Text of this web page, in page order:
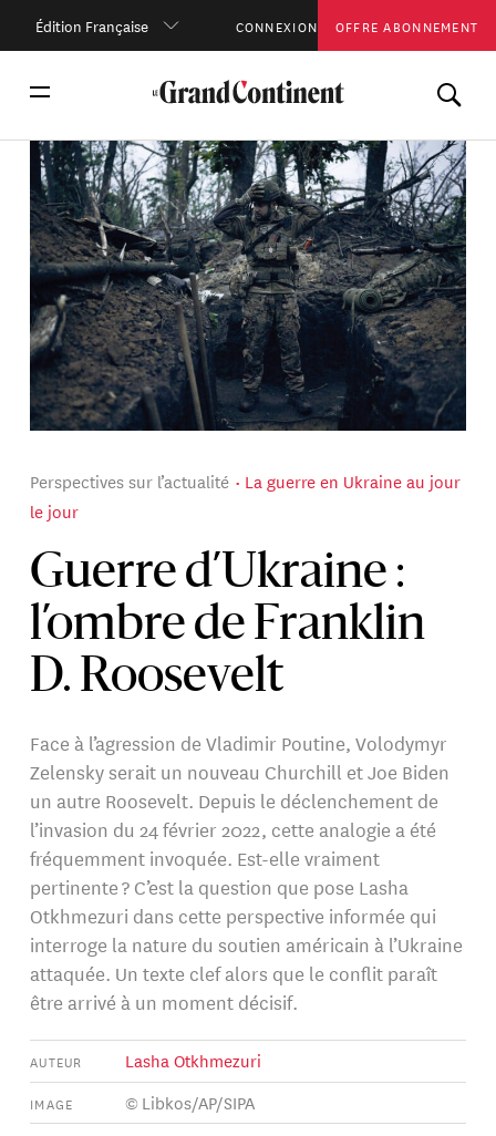
Édition Française CONNEXION OFFRE ABONNEMENT
Guerre d’Ukraine :
l’ombre de Franklin
D. Roosevelt
Perspectives sur l’actualité
La guerre en Ukraine au jour
le jour
Face à l’agression de Vladimir Poutine, Volodymyr
Zelensky serait un nouveau Churchill et Joe Biden
un autre Roosevelt. Depuis le déclenchement de
l’invasion du 24 février 2022, cette analogie a été
fréquemment invoquée. Est-elle vraiment
pertinente ? C’est la question que pose Lasha
Otkhmezuri dans cette perspective informée qui
interroge la nature du soutien américain à l’Ukraine
attaquée. Un texte clef alors que le conflit paraît
être arrivé à un moment décisif.
AUTEUR Lasha Otkhmezuri
IMAGE © Libkos/AP/SIPA